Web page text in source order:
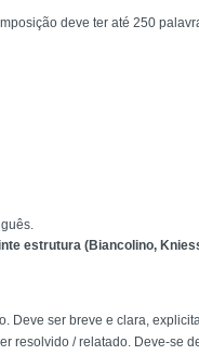
deve ter até 250
estrutura (Biancolino,
Deve ser breve e clara,
resolvido / relatado. Deve-se